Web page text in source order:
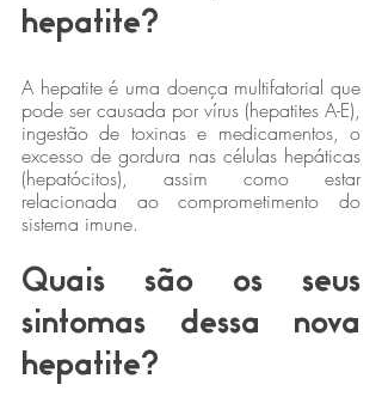
hepatite?
A hepatite é uma doença multifatorial que
pode ser causada por vírus (hepatites A-E),
ingestão de toxinas e medicamentos, o
excesso de gordura nas células hepáticas
(hepatócitos), assim como estar
relacionada ao comprometimento do
sistema imune.
Quais são os seus
sintomas dessa nova
hepatite?